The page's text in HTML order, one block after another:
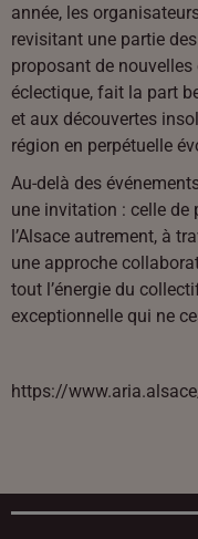
année, les
revisitant une partie
proposant de
éclectique, fait la part
et aux découvertes
région en perpétuelle
Au-delà des
une invitation : celle de
l’Alsace autrement, à
une approche
tout l’énergie du
exceptionnelle qui ne
https://